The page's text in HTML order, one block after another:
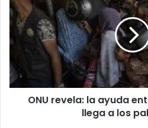
la
ayuda
entra
a
Gaza,
pero
no
ONU revela: la ayuda
llega a los